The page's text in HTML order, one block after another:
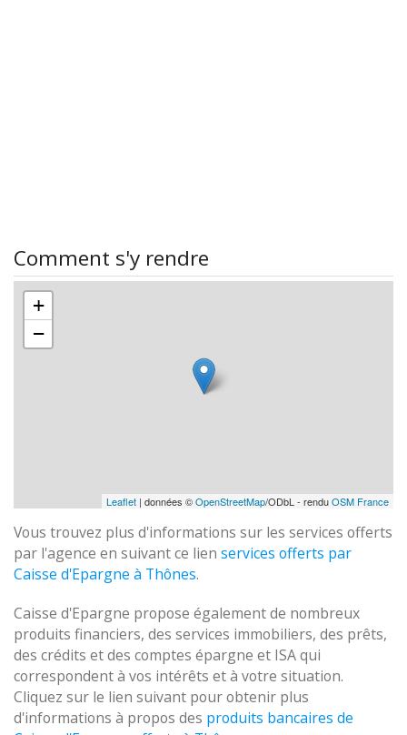
Comment s'y rendre
+
−
Leaflet | données ©OpenStreetMap/ODbL - renduOSM France
Vous trouvez plus d'informations sur les services offerts
par l'agence en suivant ce lien services offerts par
Caisse d'Epargne à Thônes.
Caisse d'Epargne propose également de nombreux
produits financiers, des services immobiliers, des prêts,
des crédits et des comptes épargne et ISA qui
correspondent à vos intérêts et à votre situation.
Cliquez sur le lien suivant pour obtenir plus
d'informations à propos des produits bancaires de